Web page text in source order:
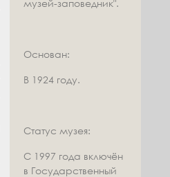
музей-заповедник".
Основан:
В 1924 году.
Статус музея:
С 1997 года включён
в Государственный